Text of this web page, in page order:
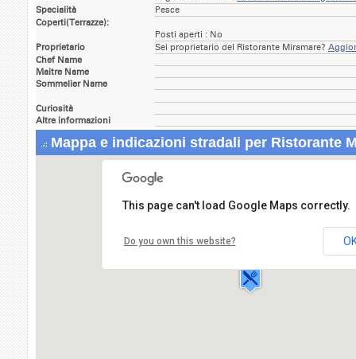
Specialità
Pesce
Coperti(Terrazze):
Posti aperti : No
Proprietario
Sei proprietario del Ristorante Miramare?
Chef Name
Maitre Name
Sommelier Name
Curiosità
Altre informazioni
Mappa e indicazioni stradali per Ristorante
Largo Farnese,15
66026 ORTONA
This page can't load Google Maps correctly.
Do you own this website?